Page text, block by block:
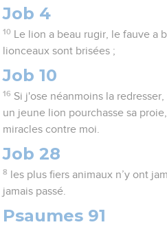
Job 4
10
Le lion a beau rugir, le fauve a
lionceaux sont brisées ;
Job 10
16 Si j'ose néanmoins la
un jeune lion pourchasse sa
miracles contre moi.
Job 28
8
les plus fiers animaux n’y ont
jamais passé.
Psaumes 91